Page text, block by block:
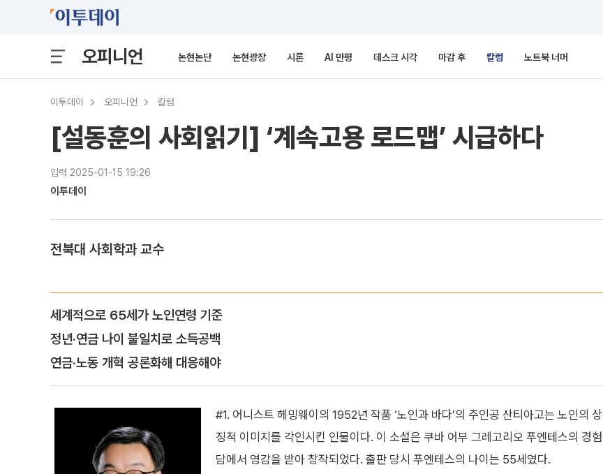
오피니언 논현논단 논현광장 시론 AI 만평 데스크 시각 마감 후 칼럼 노트북 너머
이투데이 오피니언 칼럼
[설동훈의 사회읽기] ‘계속고용 로드맵’ 시급하다
입력 2025-01-15 19:26
이투데이
전북대 사회학과 교수
세계적으로 65세가 노인연령 기준
정년·연금 나이 불일치로 소득공백
연금·노동 개혁 공론화해 대응해야
#1. 어니스트 헤밍웨이의 1952년 작품 ‘노인과 바다’의 주인공 산티아고는 노인의 상
징적 이미지를 각인시킨 인물이다. 이 소설은 쿠바 어부 그레고리오 푸엔테스의 경험
담에서 영감을 받아 창작되었다. 출판 당시 푸엔테스의 나이는 55세였다.